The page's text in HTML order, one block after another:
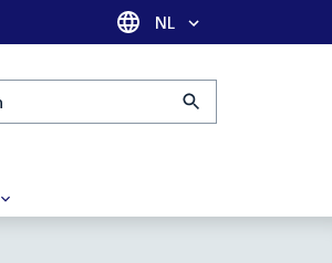
Taal selectie
NL